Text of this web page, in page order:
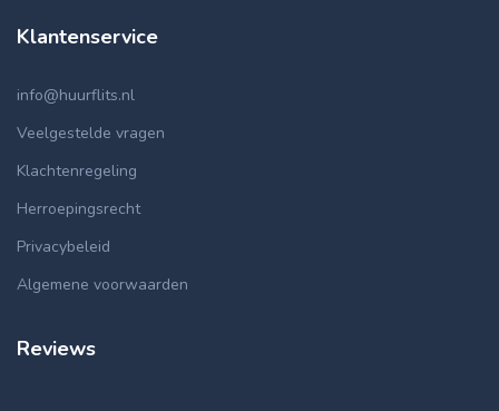
Klantenservice
info@huurflits.nl
Veelgestelde vragen
Klachtenregeling
Herroepingsrecht
Privacybeleid
Algemene voorwaarden
Reviews